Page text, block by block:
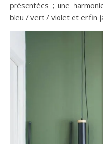
présentées ; une
bleu / vert / violet et enfin